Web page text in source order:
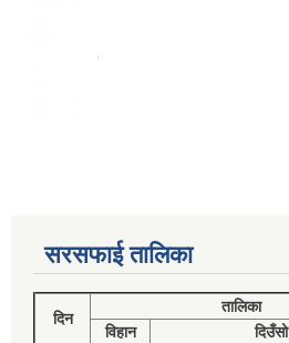
सरसफाई तालिका
दिन
तालिका
विहान
दिउँसो